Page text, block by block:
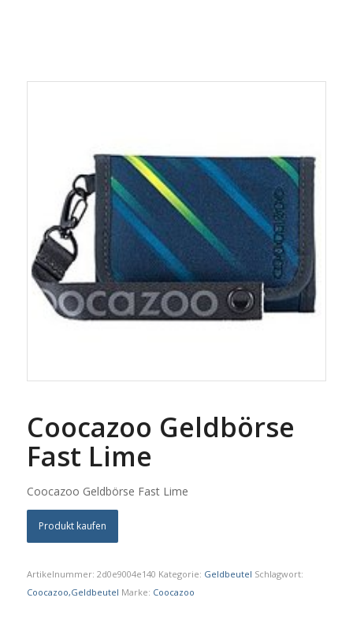
Coocazoo Geldbörse
Fast Lime
Coocazoo Geldbörse Fast Lime
Produkt kaufen
Artikelnummer: 2d0e9004e140 Kategorie: Geldbeutel Schlagwort:
Coocazoo,Geldbeutel Marke: Coocazoo